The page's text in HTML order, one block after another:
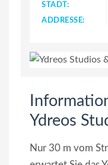
STADT:
ADDRESSE:
Ydreos
Nur 30 m vom